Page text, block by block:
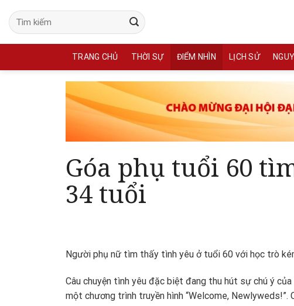
content
TRANG CHỦ THỜI SỰ ĐIỂM NHÌN LỊCH SỬ
Góa phụ tuổi 60
34 tuổi
Người phụ nữ tìm thấy tình yêu ở tuổi 60 với học trò
Câu chuyện tình yêu đặc biệt đang thu hút sự chú ý
một chương trình truyền hình “Welcome,